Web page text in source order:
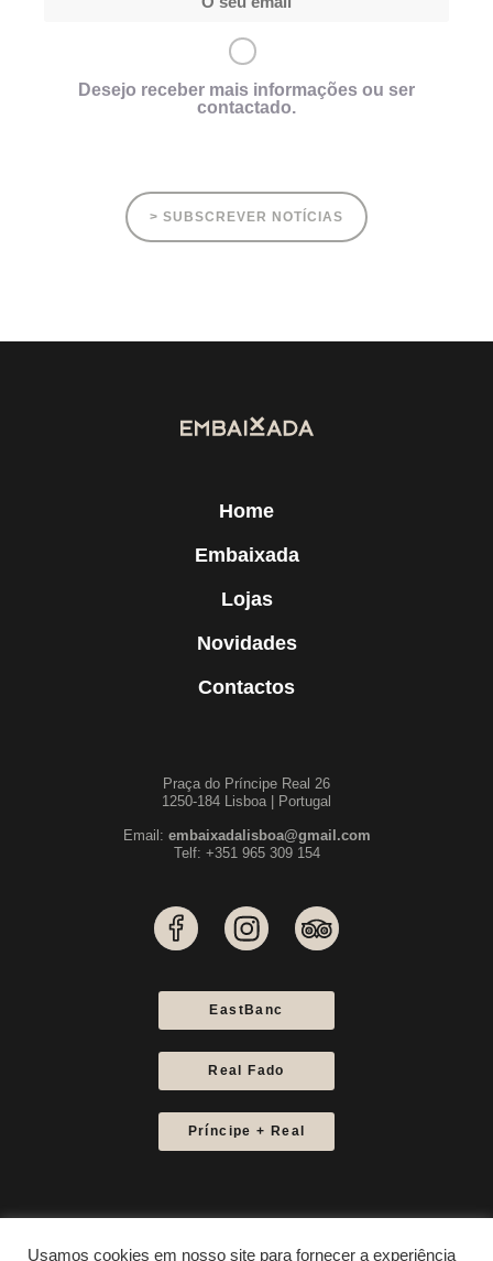
Desejo receber mais informações ou ser
contactado.
> SUBSCREVER NOTÍCIAS
Home
Embaixada
Lojas
Novidades
Contactos
Praça do Príncipe Real 26
1250-184 Lisboa | Portugal
Email: embaixadalisboa@gmail.com
Telf: +351 965 309 154
EastBanc
Real Fado
Príncipe + Real
Usamos cookies em nosso site para fornecer a experiência